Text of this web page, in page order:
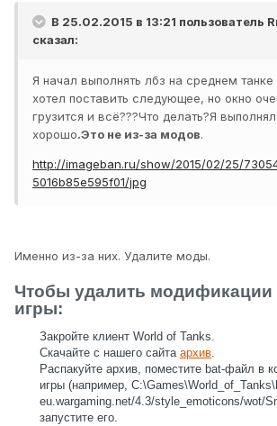
В 25.02.2015 в 13:21 пользователь
сказал:
Я начал выполнять лбз на среднем
хотел поставить следующее, но окно
грузится и всё???Что делать?Я
хорошо.Это не из-за модов.
http://imageban.ru/show/2015/02/25/
5016b85e595f01/jpg
Именно из-за них. Удалите моды.
Чтобы удалить модификации
игры:
Закройте клиент World of Tanks.
Скачайте с нашего сайта архив.
Распакуйте архив, поместите bat-файл в
игры (например, C:\Games\World_of_Tanks\
eu.wargaming.net/4.3/style_emoticons/wot/
запустите его.